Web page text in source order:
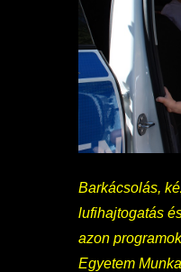
Barkácsolás,
lufihajtogatás
azon
Egyetem